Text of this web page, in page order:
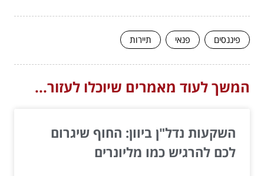
פיננסים פנאי תיירות
המשך לעוד מאמרים שיוכלו לעזור...
השקעות נדל"ן ביוון: החוף שיגרום
לכם להרגיש כמו מליונרים